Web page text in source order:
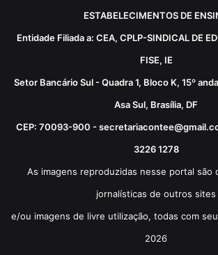
ESTABELECIMENTOS DE
Entidade Filiada a: CEA, CPLP-SINDICAL DE
FISE, IE
Setor Bancário Sul - Quadra 1, Bloco K, 15º
Asa Sul, Brasília, DF
CEP: 70093-900 -
3226 1278
As imagens reproduzidas nesse portal são
jornalísticas de outros sites
e/ou imagens de livre utilização, todas com
2026